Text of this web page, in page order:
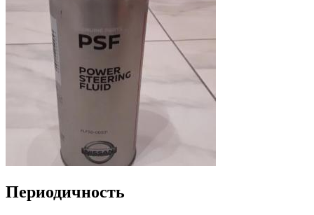
Периодичность